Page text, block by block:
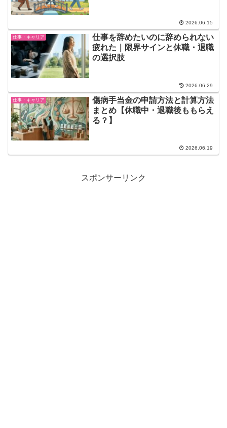
2026.06.15
仕事・キャリア
仕事を辞めたいのに辞められない
疲れた｜限界サインと休職・退職
の選択肢
2026.06.29
仕事・キャリア
傷病手当金の申請方法と計算方法
まとめ【休職中・退職後ももらえ
る？】
2026.06.19
スポンサーリンク